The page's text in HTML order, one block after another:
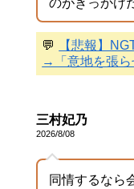
のがきっかけ
💬
【悲報】
→「意地を張ら
三村妃乃
2026/8/08
同情するなら